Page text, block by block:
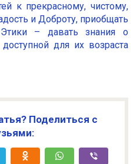
к прекрасному, чистому,
и Доброту, приобщать
– давать знания о
для их возраста
Поделиться с